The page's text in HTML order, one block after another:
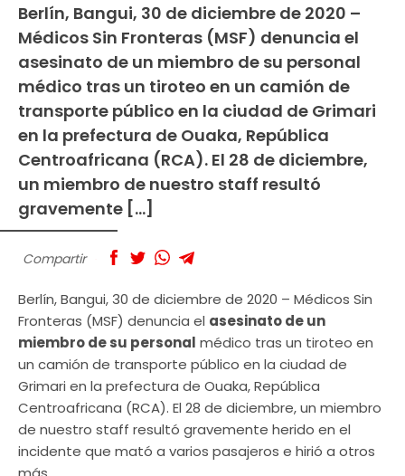
Berlín, Bangui, 30 de diciembre de 2020 –
Médicos Sin Fronteras (MSF) denuncia el
asesinato de un miembro de su personal
médico tras un tiroteo en un camión de
transporte público en la ciudad de Grimari
en la prefectura de Ouaka, República
Centroafricana (RCA). El 28 de diciembre,
un miembro de nuestro staff resultó
gravemente […]
Compartir
Berlín, Bangui, 30 de diciembre de 2020 – Médicos Sin
Fronteras (MSF) denuncia el asesinato de un
miembro de su personal médico tras un tiroteo en
un camión de transporte público en la ciudad de
Grimari en la prefectura de Ouaka, República
Centroafricana (RCA). El 28 de diciembre, un miembro
de nuestro staff resultó gravemente herido en el
incidente que mató a varios pasajeros e hirió a otros